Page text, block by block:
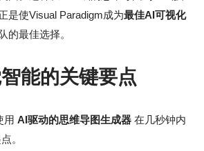
是使Visual Paradigm成为最佳AI可视化
的最佳选择。
能的关键要点
用 AI驱动的思维导图生成器 在几秒钟内
。